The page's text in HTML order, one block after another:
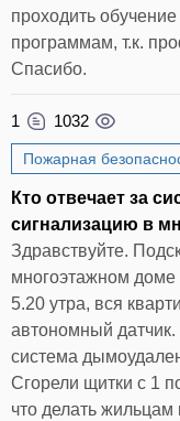
проходить
программам, т.к.
Спасибо.
1 1032
Пожарная
Кто отвечает за
сигнализацию в
Здравствуйте.
многоэтажном
5.20 утра, вся
автономный датчик.
система
Сгорели щитки с 1
что делать